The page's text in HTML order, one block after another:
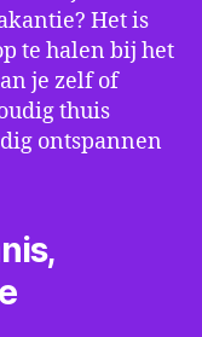
Het is
te halen bij het
je zelf of
thuis
ontspannen